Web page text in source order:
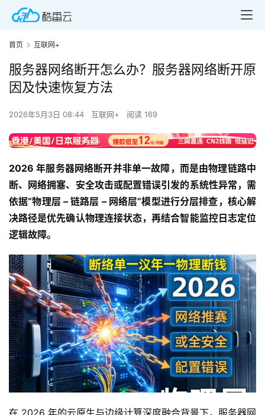
首页 互联网+
服务器网络断开怎么办？服务器网络断开原
因及快速恢复方法
2026年5月3日 08:44 互联网+ 阅读 169
2026 年服务器网络断开并非单一故障，而是由物理链路中
断、网络拥塞、安全攻击或配置错误引发的系统性异常，需
依据“物理层 – 链路层 – 网络层”模型进行分层排查，核心解
决路径是优先确认物理连接状态，再结合智能监控日志定位
逻辑故障。